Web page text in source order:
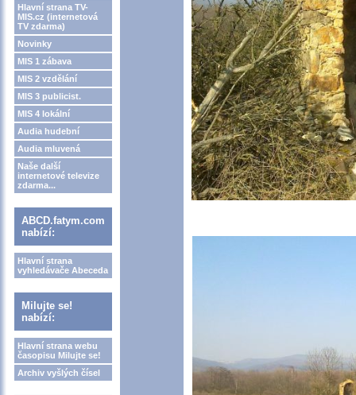
Hlavní strana TV-
MIS.cz (internetová
TV zdarma)
Novinky
MIS 1 zábava
MIS 2 vzdělání
MIS 3 publicist.
MIS 4 lokální
Audia hudební
Audia mluvená
Naše další
internetové televize
zdarma...
ABCD.fatym.com
nabízí:
Hlavní strana
vyhledávače Abeceda
Milujte se!
nabízí:
Hlavní strana webu
časopisu Milujte se!
Archiv vyšlých čísel